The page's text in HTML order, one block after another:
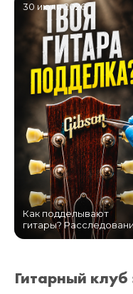
30 июля 2026
Как подделывают
гитары?
Гитарный клуб